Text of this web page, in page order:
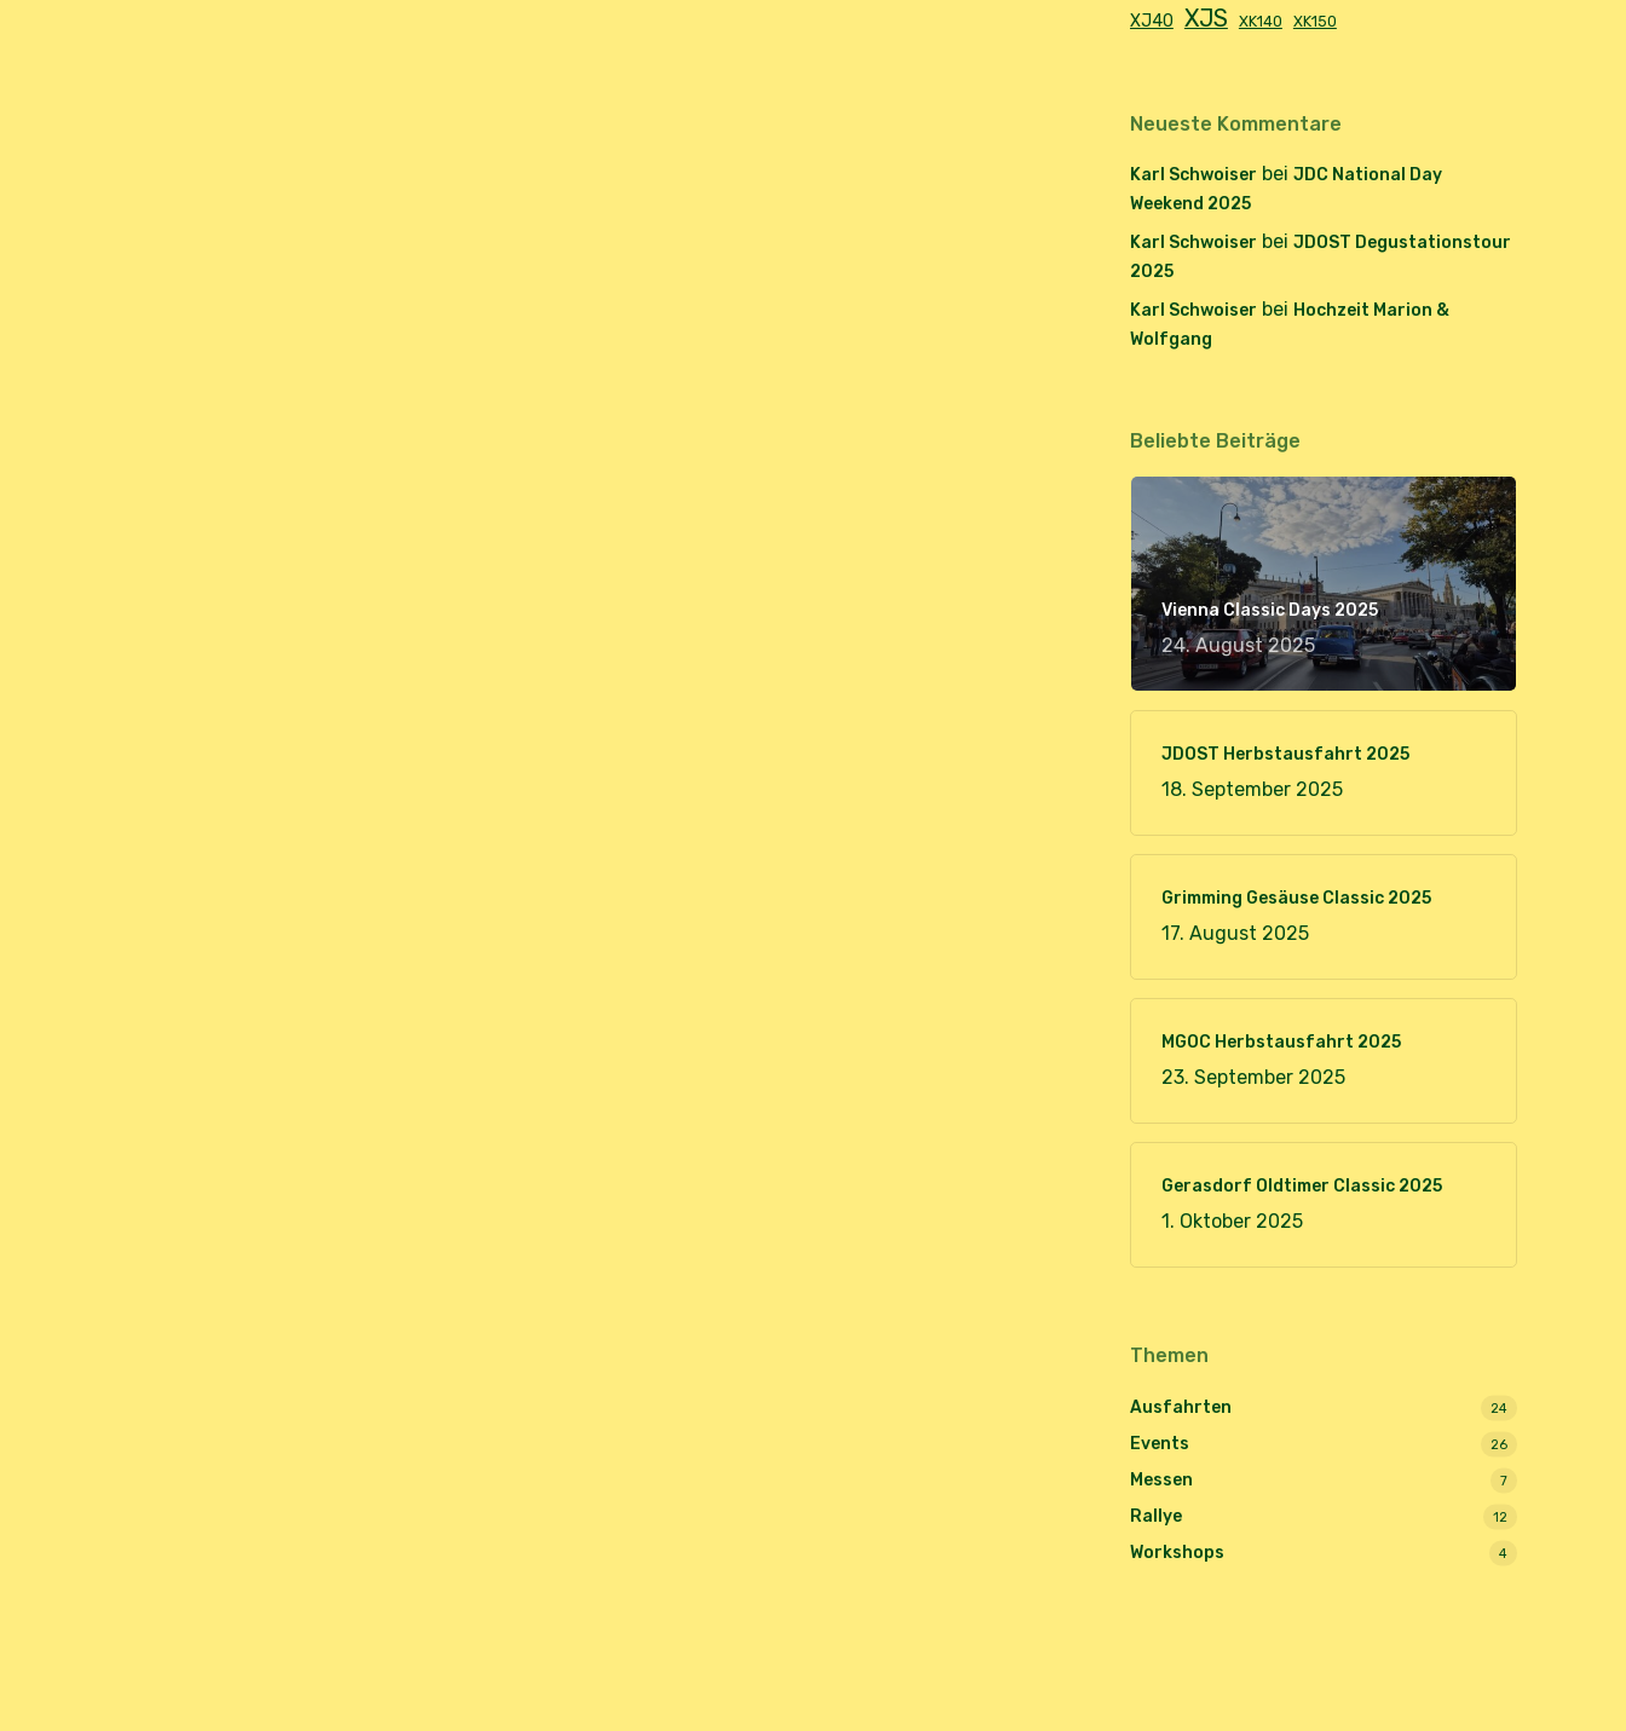
XJ40 XJS XK140 XK150
Neueste Kommentare
Karl Schwoiser bei JDC National Day
Weekend 2025
Karl Schwoiser bei JDOST Degustationstour
2025
Karl Schwoiser bei Hochzeit Marion &
Wolfgang
Beliebte Beiträge
Vienna Classic Days 2025
24. August 2025
JDOST Herbstausfahrt 2025
18. September 2025
Grimming Gesäuse Classic 2025
17. August 2025
MGOC Herbstausfahrt 2025
23. September 2025
Gerasdorf Oldtimer Classic 2025
1. Oktober 2025
Themen
Ausfahrten 24
Events 26
Messen 7
Rallye 12
Workshops 4